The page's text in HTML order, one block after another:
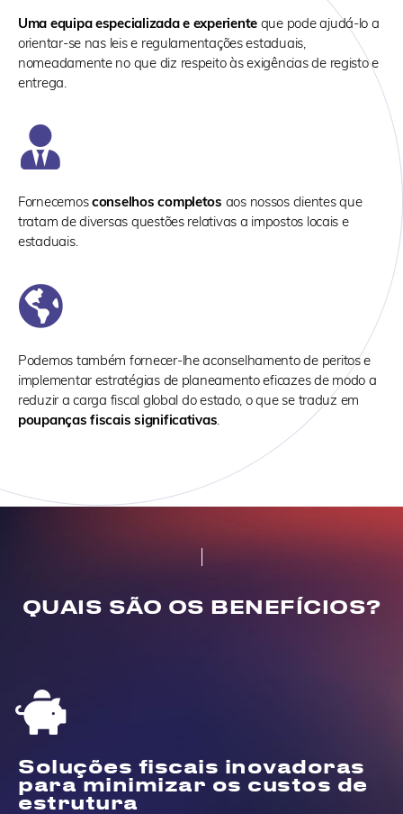
Uma equipa especializada e experiente que pode ajudá-lo a
orientar-se nas leis e regulamentações estaduais,
nomeadamente no que diz respeito às exigências de registo e
entrega.
Fornecemosconselhos completos aos nossos clientes que
tratam de diversas questões relativas a impostos locais e
estaduais.
Podemos também fornecer-lhe aconselhamento de peritos e
implementar estratégias de planeamento eficazes de modo a
reduzir a carga fiscal global do estado, o que se traduz em
poupanças fiscais significativas.
QUAIS SÃO OS BENEFÍCIOS?
Soluções fiscais inovadoras
para minimizar os custos de
estrutura